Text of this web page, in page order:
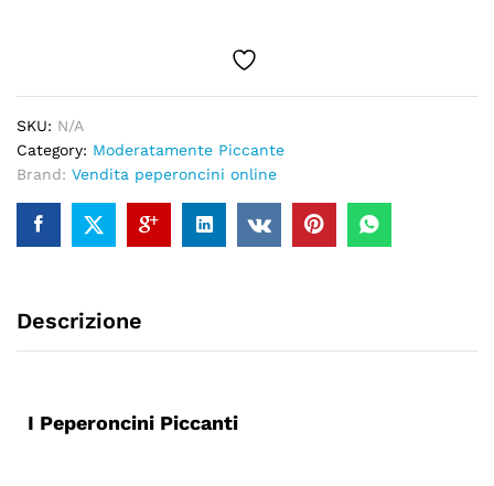
SKU: N/A
Category: Moderatamente Piccante
Brand: Vendita peperoncini online
Descrizione
I Peperoncini Piccanti